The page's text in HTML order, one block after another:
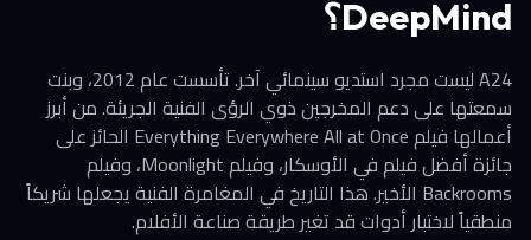
DeepMind؟
A24 ليست مجرد استديو سينمائي آخر. تأسست عام 2012، وبنت
سمعتها على دعم المخرجين ذوي الرؤى الفنية الجريئة. من أبرز
أعمالها فيلم Everything Everywhere All at Once الحائز على
جائزة أفضل فيلم في الأوسكار، وفيلم Moonlight، وفيلم
Backrooms الأخير. هذا التاريخ في المغامرة الفنية يجعلها شريكاً
منطقياً لاختبار أدوات قد تغير طريقة صناعة الأفلام.